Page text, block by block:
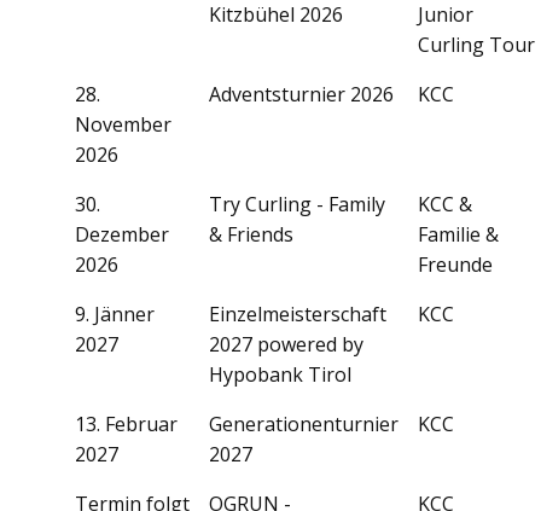
Kitzbühel 2026
Junior
Curling Tour
28.
November
2026
Adventsturnier 2026 KCC
30.
Dezember
2026
Try Curling - Family
& Friends
KCC &
Familie &
Freunde
9. Jänner
2027
Einzelmeisterschaft
2027 powered by
Hypobank Tirol
KCC
13. Februar​
2027
Generationenturnier
2027
KCC
Termin folgt
OGRUN -
KCC